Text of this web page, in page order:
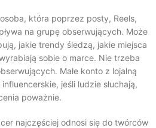
która poprzez posty, Reels,
na grupę obserwujących. Może
jakie trendy śledzą, jakie miejsca
sobie o marce. Nie trzeba
Małe konto z lojalną
jeśli ludzie słuchają,
poważnie.
najczęściej odnosi się do twórców